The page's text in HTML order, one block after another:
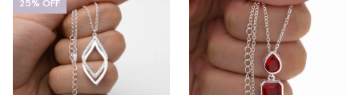
25% OFF